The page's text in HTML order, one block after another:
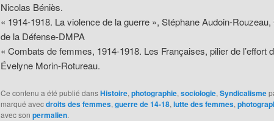
Nicolas Béniès.
« 1914-1918. La violence de la guerre », Stéphane Audoin-
de la Défense-DMPA
« Combats de femmes, 1914-1918. Les Françaises, pilier de l’effort
Évelyne Morin-Rotureau.
Ce contenu a été publié dansHistoire,photographie,sociologie,Syndicalisme
marqué avecdroits des femmes,guerre de 14-18,lutte des femmes,
avec son permalien.